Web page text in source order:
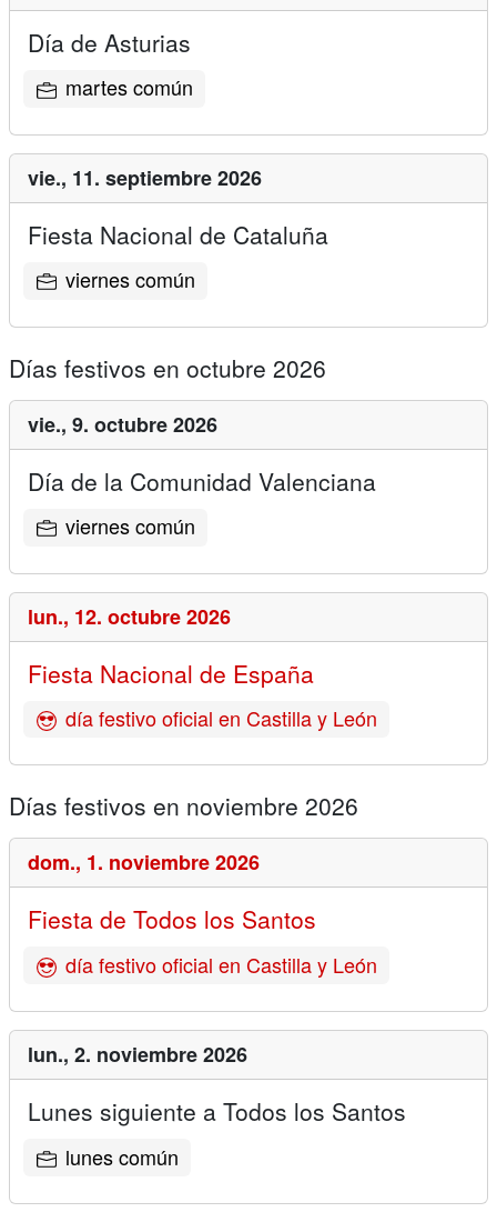
Día de Asturias
martes común
vie., 11. septiembre 2026
Fiesta Nacional de Cataluña
viernes común
Días festivos en octubre 2026
vie., 9. octubre 2026
Día de la Comunidad Valenciana
viernes común
lun., 12. octubre 2026
Fiesta Nacional de España
día festivo oficial en Castilla y León
Días festivos en noviembre 2026
dom., 1. noviembre 2026
Fiesta de Todos los Santos
día festivo oficial en Castilla y León
lun., 2. noviembre 2026
Lunes siguiente a Todos los Santos
lunes común